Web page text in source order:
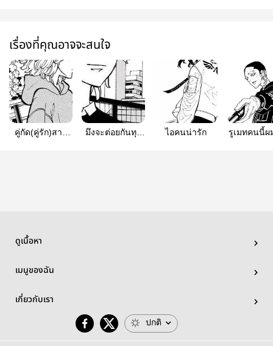
เรื่องที่คุณอาจจะสนใจ
คู่กัด(คู่รัก)สาย
มึงจะต่อยกันทุก
ไอคนน่ารัก รูเมทคนนี้ผ
ดูเนื้อหา
เมนูของฉัน
เกี่ยวกับเรา
ปกติ